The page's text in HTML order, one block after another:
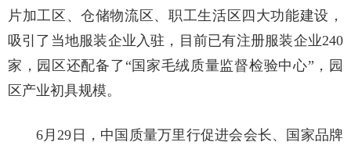
片加工区、仓储物流区、职工生活区四大功能建设，
吸引了当地服装企业入驻，目前已有注册服装企业240
家，园区还配备了“国家毛绒质量监督检验中心”，园
区产业初具规模。
6月29日，中国质量万里行促进会会长、国家品牌